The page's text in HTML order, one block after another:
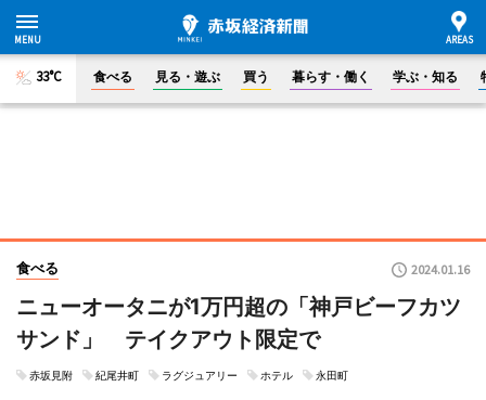
33°C 食べる 見る・遊ぶ 買う 暮らす・働く 学ぶ・知る
食べる 2024.01.16
ニューオータニが1万円超の「神戸ビーフカツ
サンド」 テイクアウト限定で
赤坂見附 紀尾井町 ラグジュアリー ホテル 永田町